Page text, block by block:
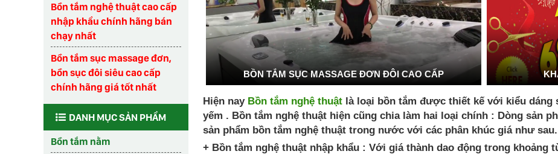
Bồn tắm nghệ thuật cao cấp
nhập khẩu chính hãng bán
chạy nhất
Bồn tắm sục massage đơn,
bồn sục đôi siêu cao cấp
chính hãng giá tốt nhất
DANH MỤC SẢN PHẨM
Bồn tắm nằm
BỒN TẮM SỤC MASSAGE ĐƠN ĐÔI CAO CẤP
Hiện nay Bồn tắm nghệ thuật là loại bồn tắm được thiết kế với kiểu
yếm . Bồn tắm nghệ thuật hiện cũng chia làm hai loại chính : Dòng sản
sản phẩm bồn tắm nghệ thuật trong nước với các phân khúc giá như sau.
+ Bồn tắm nghệ thuật nhập khẩu : Với giá thành dao động trong